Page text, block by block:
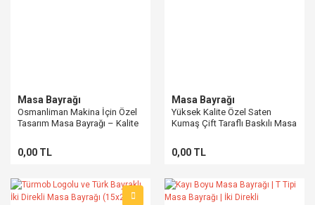
Masa Bayrağı
Osmanliman Makina İçin Özel
Tasarım Masa Bayrağı – Kalite
0,00 TL
Masa Bayrağı
Yüksek Kalite Özel Saten
Kumaş Çift Taraflı Baskılı Masa
0,00 TL